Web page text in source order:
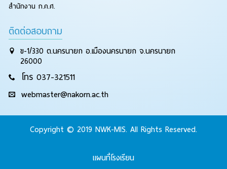
สำนักงาน ก.ค.ศ.
ติดต่อสอบถาม
ข-1/330 ต.นครนายก อ.เมืองนครนายก จ.นครนายก
26000
โทร 037-321511
webmaster@nakorn.ac.th
Copyright © 2019 NWK-MIS. All Rights Reserved.
แผนที่โรงเรียน